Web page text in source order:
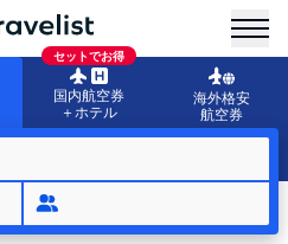
セットでお得
国内航空券
＋ホテル
海外格安
航空券